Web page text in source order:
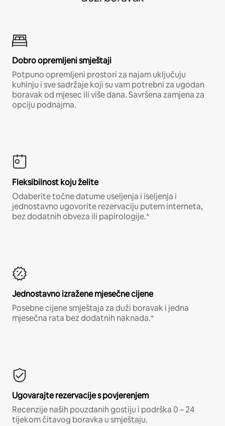
Dobro opremljeni smještaji
Potpuno opremljeni prostori za najam uključuju
kuhinju i sve sadržaje koji su vam potrebni za ugodan
boravak od mjesec ili više dana. Savršena zamjena za
opciju podnajma.
Fleksibilnost koju želite
Odaberite točne datume useljenja i iseljenja i
jednostavno ugovorite rezervaciju putem interneta,
bez dodatnih obveza ili papirologije.*
Jednostavno izražene mjesečne cijene
Posebne cijene smještaja za duži boravak i jedna
mjesečna rata bez dodatnih naknada.*
Ugovarajte rezervacije s povjerenjem
Recenzije naših pouzdanih gostiju i podrška 0 – 24
tijekom čitavog boravka u smještaju.